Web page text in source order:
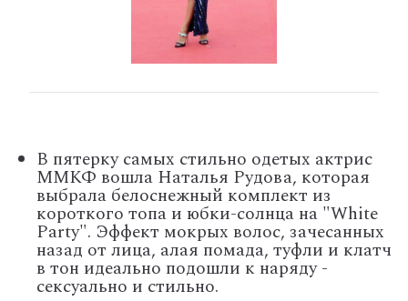
В пятерку самых стильно одетых актрис
ММКФ вошла Наталья Рудова, которая
выбрала белоснежный комплект из
короткого топа и юбки-солнца на "White
Party". Эффект мокрых волос, зачесанных
назад от лица, алая помада, туфли и клатч
в тон идеально подошли к наряду -
сексуально и стильно.